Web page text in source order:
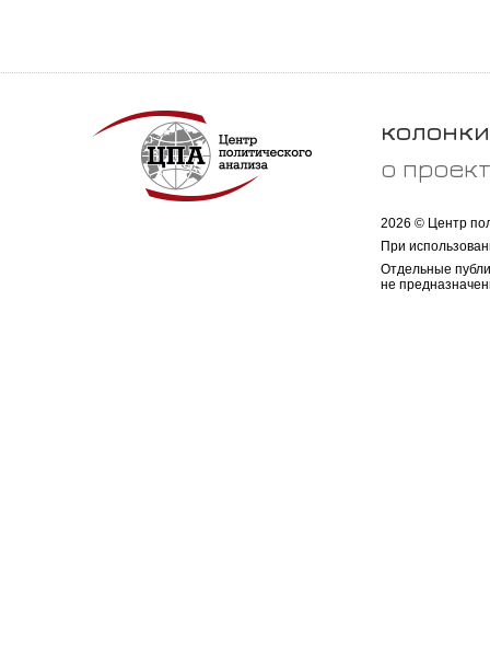
колонки
о
2026 © Центр
При
Отдельные
не